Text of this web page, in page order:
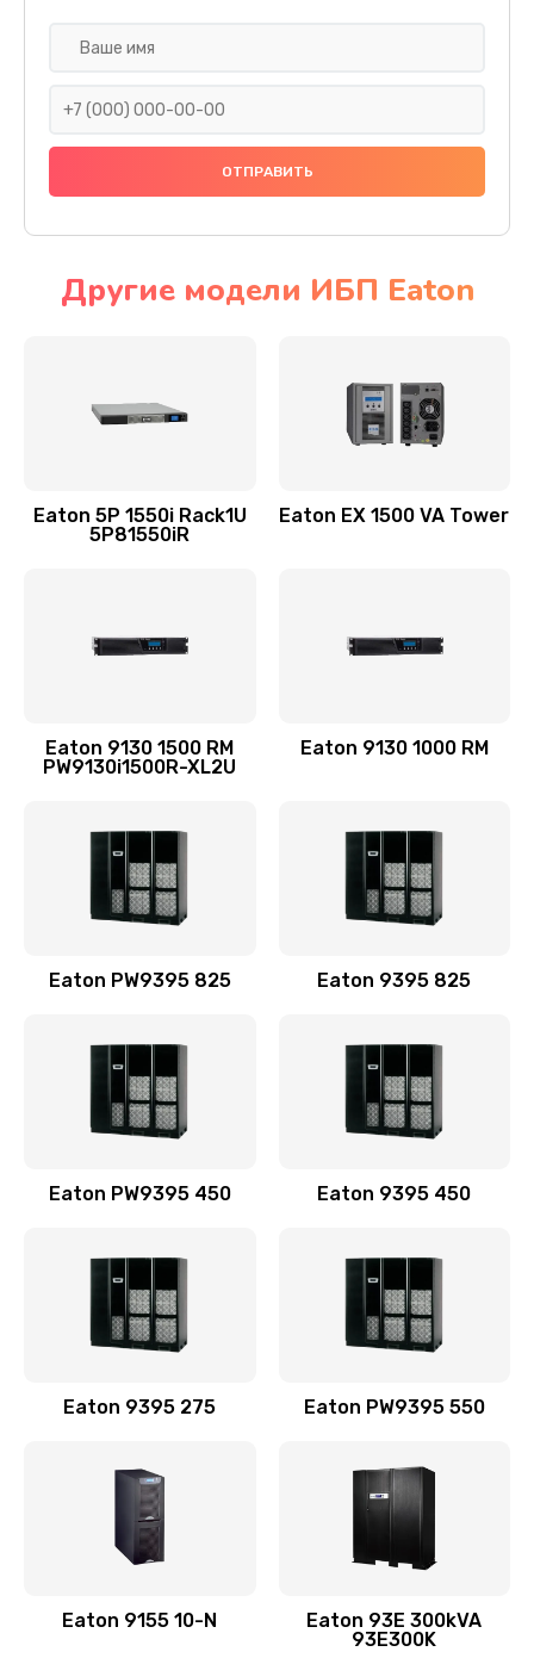
Другие модели ИБП Eaton
Eaton 5P 1550i Rack1U
5P81550iR
Eaton EX 1500 VA Tower
Eaton 9130 1500 RM
PW9130i1500R-XL2U
Eaton 9130 1000 RM
Eaton PW9395 825 Eaton 9395 825
Eaton PW9395 450 Eaton 9395 450
Eaton 9395 275 Eaton PW9395 550
Eaton 9155 10-N
Eaton 93E 300kVA
93E300K